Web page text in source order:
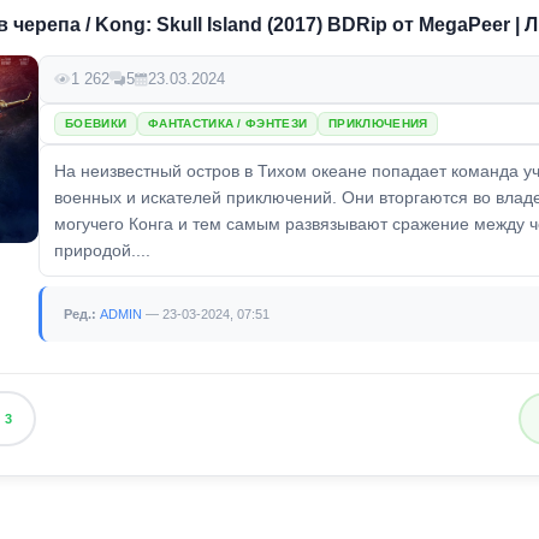
черепа / Kong: Skull Island (2017) BDRip от MegaPeer |
1 262 5 23.03.2024
БОЕВИКИ ФАНТАСТИКА / ФЭНТЕЗИ ПРИКЛЮЧЕНИЯ
На неизвестный остров в Тихом океане попадает команда
военных и искателей приключений. Они вторгаются во
могучего Конга и тем самым развязывают сражение между
природой....
Ред.: ADMIN — 23-03-2024, 07:51
3